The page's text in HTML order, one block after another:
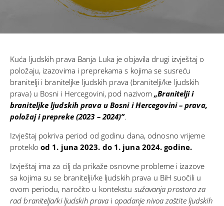
Kuća ljudskih prava Banja Luka je objavila drugi izvještaj o
položaju, izazovima i preprekama s kojima se susreću
branitelji i braniteljke ljudskih prava (branitelji/ke ljudskih
prava) u Bosni i Hercegovini, pod nazivom„Branitelji i
braniteljke ljudskih prava u Bosni i Hercegovini – prava,
položaj i prepreke (2023 – 2024)”.
Izvještaj pokriva period od godinu dana, odnosno vrijeme
proteklo od 1. juna 2023. do 1. juna 2024. godine.
Izvještaj ima za cilj da prikaže osnovne probleme i izazove
sa kojima su se branitelji/ke ljudskih prava u BiH suočili u
ovom periodu, naročito u kontekstu sužavanja prostora za
rad branitelja/ki ljudskih prava i opadanje nivoa zaštite ljudskih